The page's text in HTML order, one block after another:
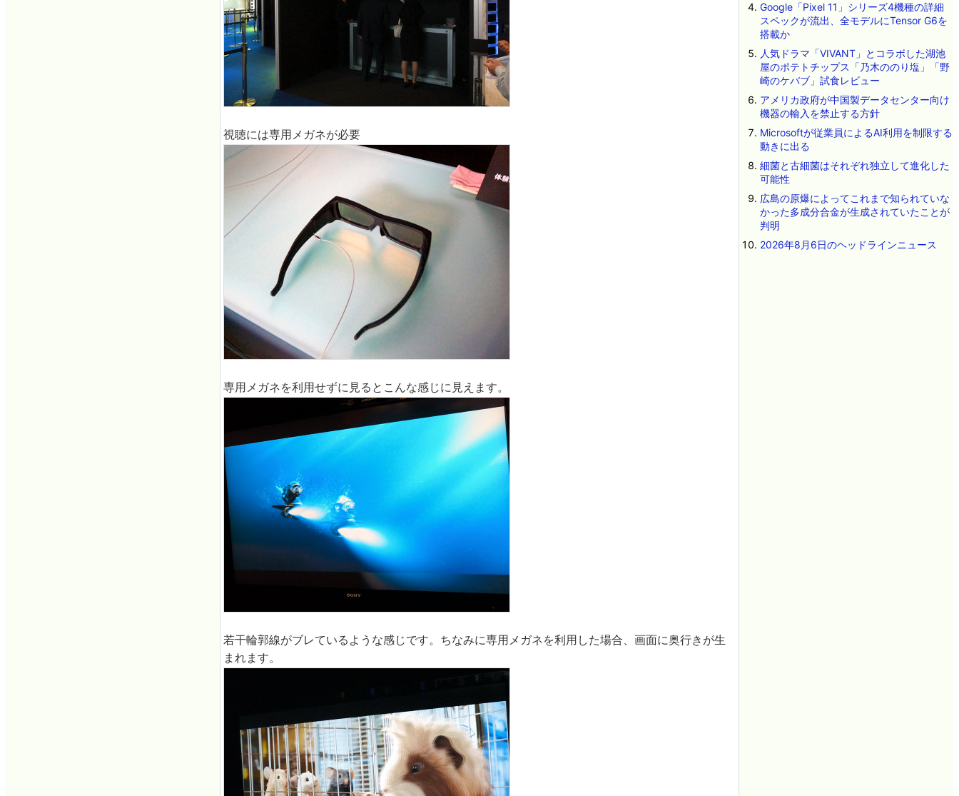
視聴には専用メガネが必要
専用メガネを利用せずに見るとこんな感じに見えます。
若干輪郭線がブレているような感じです。ちなみに専用メガネを利用した場合、画面に奥行きが生
まれます。
Google「Pixel 11」シリーズ4機種の詳細
スペックが流出、全モデルにTensor G6を
搭載か
人気ドラマ「VIVANT」とコラボした湖池
屋のポテトチップス「乃木ののり塩」「野
崎のケバブ」試食レビュー
アメリカ政府が中国製データセンター向け
機器の輸入を禁止する方針
Microsoftが従業員によるAI利用を制限する
動きに出る
細菌と古細菌はそれぞれ独立して進化した
可能性
広島の原爆によってこれまで知られていな
かった多成分合金が生成されていたことが
判明
2026年8月6日のヘッドラインニュース